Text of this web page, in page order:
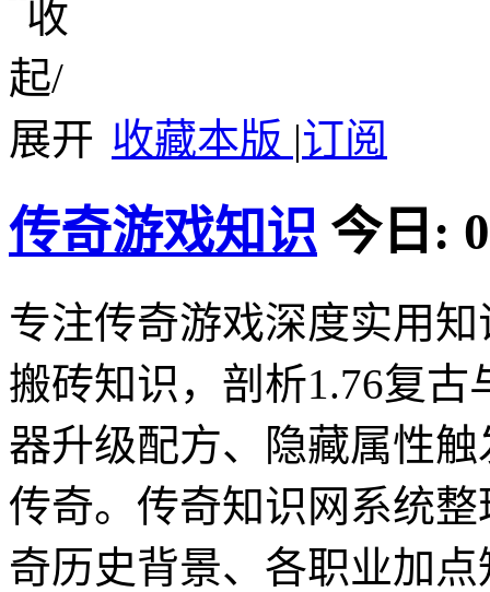
收藏本版 |订阅
传奇游戏知识 今日: 0
专注传奇游戏深度实用
搬砖知识，剖析1.76复
器升级配方、隐藏属性
传奇。传奇知识网系统
奇历史背景、各职业加